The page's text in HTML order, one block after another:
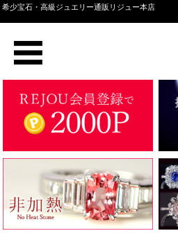
希少宝石・高級ジュエリー通販リジュー本店